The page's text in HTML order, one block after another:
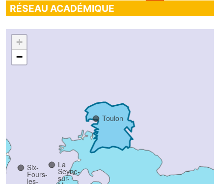
RÉSEAU ACADÉMIQUE
Toulon
La
Seyne-
sur-
Six-
Fours-
les-
+
−